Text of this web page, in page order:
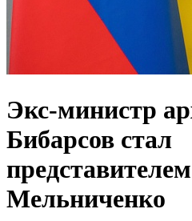
Экс-министр
Бибарсов стал
Мельниченко